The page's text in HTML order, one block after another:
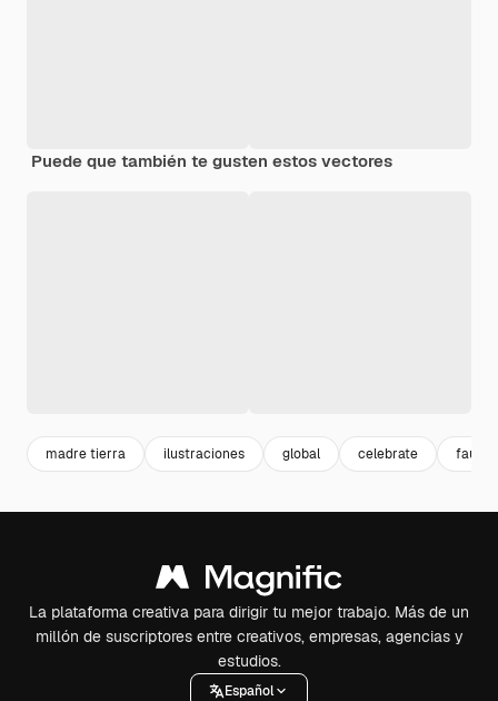
Puede que también te gusten estos vectores
madre tierra ilustraciones global celebrate fauna
La plataforma creativa para dirigir tu mejor trabajo. Más de un
millón de suscriptores entre creativos, empresas, agencias y
estudios.
Español